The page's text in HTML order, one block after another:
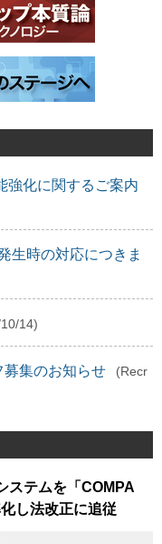
強化に関するご案内
生時の対応につきま
14)
募集のお知らせ
(Recr
ステムを「COMPA
し法改正に追従